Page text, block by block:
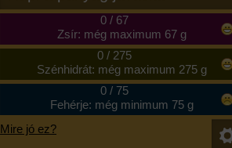
0/ 67
Zsír: még maximum 67 g
0/ 275
Szénhidrát: még maximum 275 g
0/ 75
Fehérje: még minimum 75 g
Mire jó ez?